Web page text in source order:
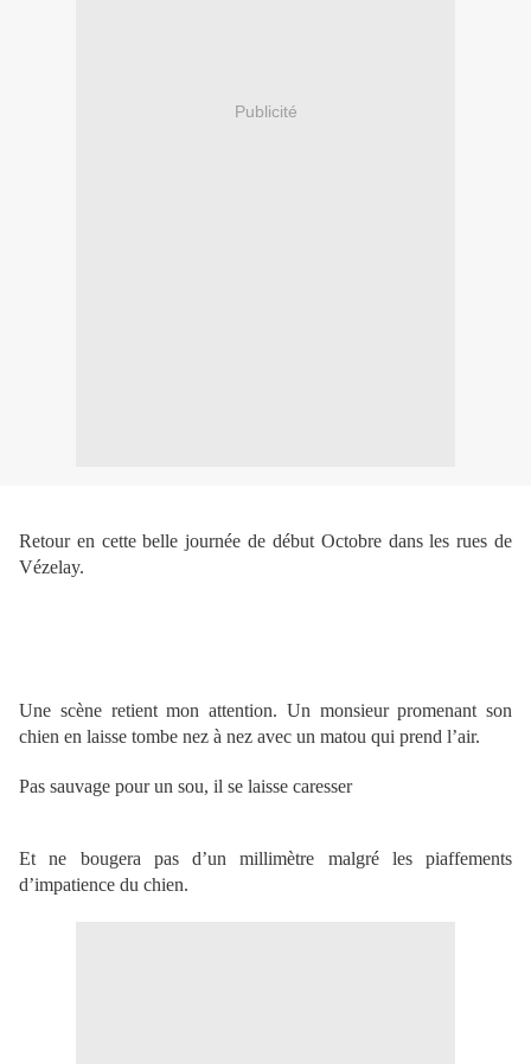
Publicité
Retour en cette belle journée de début Octobre dans les rues de
Vézelay.
Une scène retient mon attention. Un monsieur promenant son
chien en laisse tombe nez à nez avec un matou qui prend l’air.
Pas sauvage pour un sou, il se laisse caresser
Et ne bougera pas d’un millimètre malgré les piaffements
d’impatience du chien.